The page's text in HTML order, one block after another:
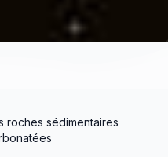
roches sédimentaires